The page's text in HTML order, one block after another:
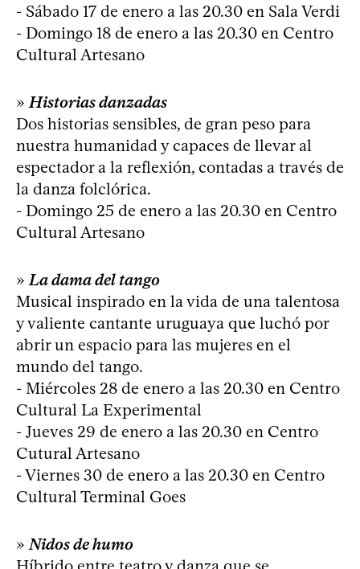
- Sábado 17 de enero a las 20.30 en Sala Verdi
- Domingo 18 de enero a las 20.30 en Centro
Cultural Artesano
» Historias danzadas
Dos historias sensibles, de gran peso para
nuestra humanidad y capaces de llevar al
espectador a la reflexión, contadas a través de
la danza folclórica.
- Domingo 25 de enero a las 20.30 en Centro
Cultural Artesano
» La dama del tango
Musical inspirado en la vida de una talentosa
y valiente cantante uruguaya que luchó por
abrir un espacio para las mujeres en el
mundo del tango.
- Miércoles 28 de enero a las 20.30 en Centro
Cultural La Experimental
- Jueves 29 de enero a las 20.30 en Centro
Cutural Artesano
- Viernes 30 de enero a las 20.30 en Centro
Cultural Terminal Goes
» Nidos de humo